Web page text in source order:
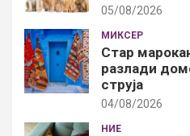
05/08/2026
МИКСЕР
Стар
разлади
струја
04/08/2026
НИЕ